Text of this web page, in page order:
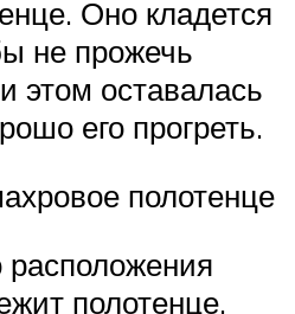
Оно кладется
не прожечь
этом оставалась
его прогреть.
полотенце
полотенце,